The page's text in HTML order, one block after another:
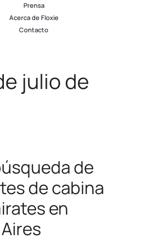
Prensa
Acerca de Floxie
Contacto
julio de
de
de cabina
en